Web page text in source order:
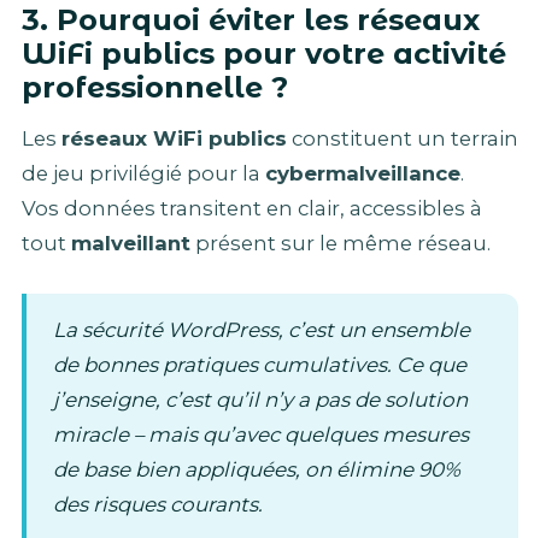
3. Pourquoi éviter les réseaux
WiFi publics pour votre activité
professionnelle ?
Les réseaux WiFi publics constituent un terrain
de jeu privilégié pour la cybermalveillance.
Vos données transitent en clair, accessibles à
tout malveillant présent sur le même réseau.
La sécurité WordPress, c’est un ensemble
de bonnes pratiques cumulatives. Ce que
j’enseigne, c’est qu’il n’y a pas de solution
miracle – mais qu’avec quelques mesures
de base bien appliquées, on élimine 90%
des risques courants.